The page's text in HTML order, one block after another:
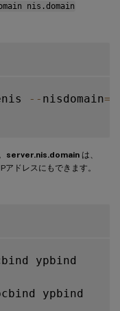
nis.domain
-- nisdomain=
server.nis.domain は、
ドレスにもできます。
ypbind
ypbind